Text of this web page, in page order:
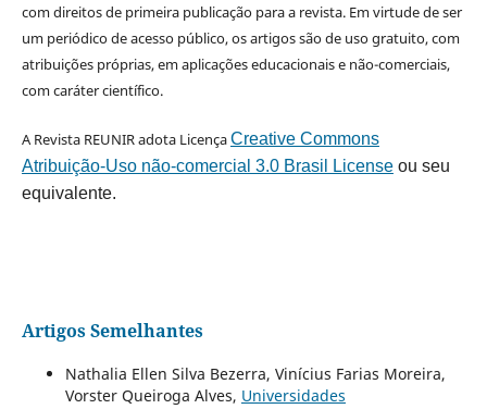
com direitos de primeira publicação para a revista. Em virtude de ser
um periódico de acesso público, os artigos são de uso gratuito, com
atribuições próprias, em aplicações educacionais e não-comerciais,
com caráter científico.
A Revista REUNIR adota LicençaCreative Commons
Atribuição-Uso não-comercial 3.0 Brasil Licenseou seu
equivalente.
Artigos Semelhantes
Nathalia Ellen Silva Bezerra, Vinícius Farias Moreira,
Vorster Queiroga Alves, Universidades